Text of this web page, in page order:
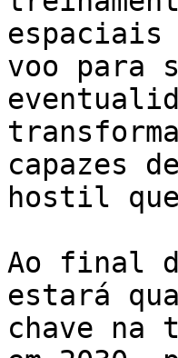
espaciais
voo para
capazes
hostil
Ao final
estará
chave na